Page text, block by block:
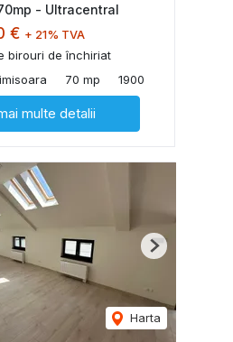
- Ultracentral
€ + 21% TVA
birouri de închiriat
70 mp 1900
multe detalii
Harta
Next